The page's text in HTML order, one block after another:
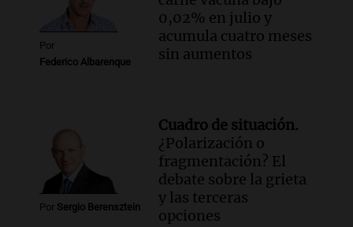
Por
Federico Albarenque
0,02% en julio y
acumula cuatro meses
sin aumentos
Por Sergio Berensztein
Cuadro de situación.
¿Polarización o
fragmentación? El
debate sobre la grieta
y las terceras
opciones